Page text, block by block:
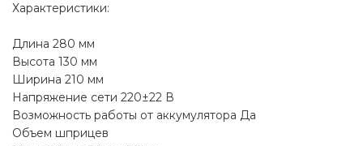
Характеристики:
Длина 280 мм
Высота 130 мм
Ширина 210 мм
Напряжение сети 220±22 В
Возможность работы от аккумулятора Да
Объем шприцев